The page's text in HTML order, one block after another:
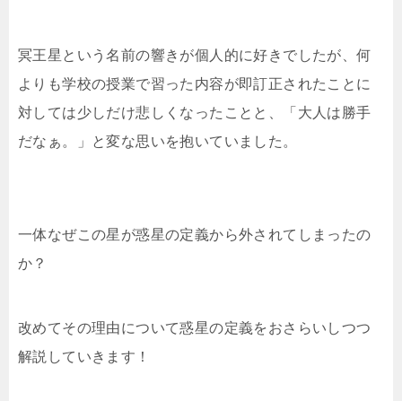
冥王星という名前の響きが個人的に好きでしたが、何
よりも学校の授業で習った内容が即訂正されたことに
対しては少しだけ悲しくなったことと、「大人は勝手
だなぁ。」と変な思いを抱いていました。
一体なぜこの星が惑星の定義から外されてしまったの
か？
改めてその理由について惑星の定義をおさらいしつつ
解説していきます！